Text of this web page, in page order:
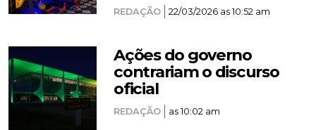
REDAÇÃO 22/03/2026 as 10:52 am
Ações do governo
contrariam o discurso
oficial
REDAÇÃO as 10:02 am